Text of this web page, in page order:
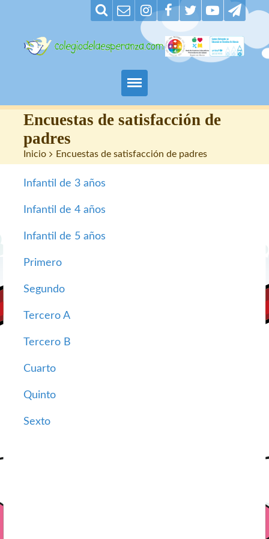
Padres
Alumnos
Maestros
Nuestro centro
Contacto
Encuestas de satisfacción de
padres
Inicio > Encuestas de satisfacción de padres
Infantil de 3 años
Infantil de 4 años
Infantil de 5 años
Primero
Segundo
Tercero A
Tercero B
Cuarto
Quinto
Sexto